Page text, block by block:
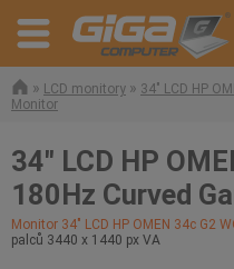
» LCD monitory » 34" LCD HP
Monitor
34" LCD HP
180Hz Curved
Monitor 34" LCD HP OMEN 34c G2
palců 3440 x 1440 px VA